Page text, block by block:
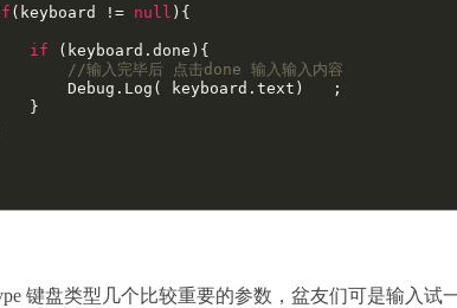
(keyboard != null ){
if (keyboard.done){
//输入完毕后 点击done 输入输入内容
;
键盘类型几个比较重要的参数，盆友们可是输入试